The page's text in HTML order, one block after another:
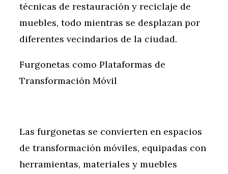
técnicas de restauración y reciclaje de
muebles, todo mientras se desplazan por
diferentes vecindarios de la ciudad.
Furgonetas como Plataformas de
Transformación Móvil
Las furgonetas se convierten en espacios
de transformación móviles, equipadas con
herramientas, materiales y muebles